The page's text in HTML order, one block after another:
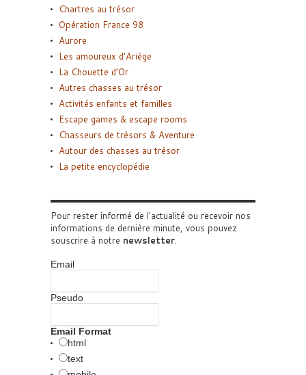
Chartres au trésor
Opération France 98
Aurore
Les amoureux d’Ariège
La Chouette d’Or
Autres chasses au trésor
Activités enfants et familles
Escape games & escape rooms
Chasseurs de trésors & Aventure
Autour des chasses au trésor
La petite encyclopédie
Pour rester informé de l'actualité ou recevoir nos
informations de dernière minute, vous pouvez
souscrire à notre newsletter.
Email
Pseudo
Email Format
html
text